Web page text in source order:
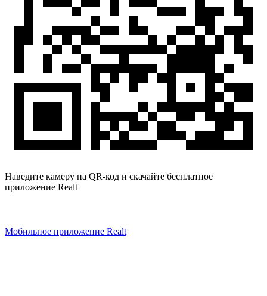
Наведите камеру на QR-код и скачайте бесплатное
приложение Realt
Мобильное приложение Realt